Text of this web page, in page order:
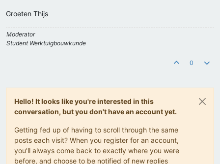
Groeten Thijs
Moderator
Student Werktuigbouwkunde
0
Hello! It looks like you're interested in this
conversation, but you don't have an account yet.
Getting fed up of having to scroll through the same
posts each visit? When you register for an account,
you'll always come back to exactly where you were
before, and choose to be notified of new replies